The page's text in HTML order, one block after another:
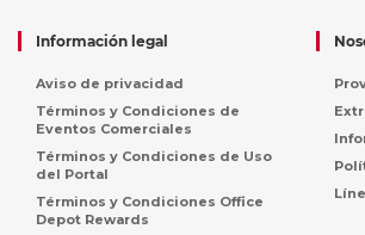
Información legal
Aviso de privacidad
Términos y Condiciones de
Eventos Comerciales
Términos y Condiciones de Uso
del Portal
Términos y Condiciones Office
Depot Rewards